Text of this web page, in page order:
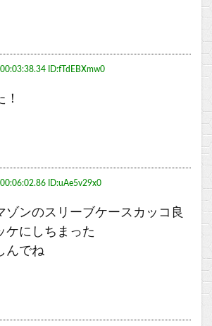
ID:fTdEBXmw0
ID:uAe5v29x0
ゾンのスリーブケースカッコ良
ケにしちまった
んでね